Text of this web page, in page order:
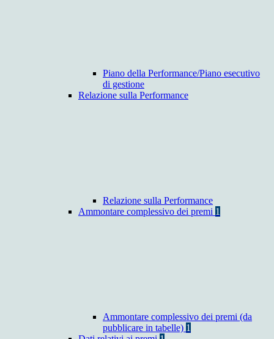
Piano della Performance/Piano esecutivo
di gestione
Relazione sulla Performance
Relazione sulla Performance
Ammontare complessivo dei premi 1
Ammontare complessivo dei premi (da
pubblicare in tabelle) 1